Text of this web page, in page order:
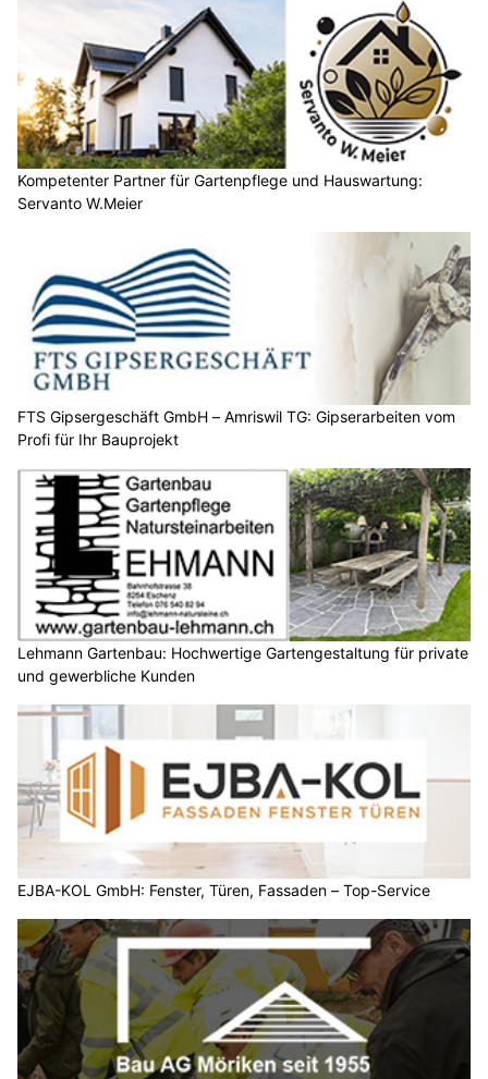
Kompetenter Partner für Gartenpflege und Hauswartung:
Servanto W.Meier
FTS Gipsergeschäft GmbH – Amriswil TG: Gipserarbeiten vom
Profi für Ihr Bauprojekt
Lehmann Gartenbau: Hochwertige Gartengestaltung für private
und gewerbliche Kunden
EJBA-KOL GmbH: Fenster, Türen, Fassaden – Top-Service